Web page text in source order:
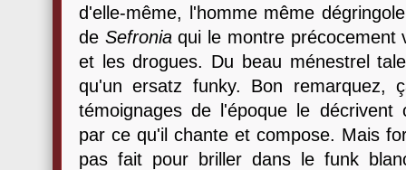
d'elle-même, l'homme même
de Sefroniaqui le montre précocement
et les drogues. Du beau ménestrel
qu'un ersatz funky. Bon
témoignages de l'époque le décrivent
par ce qu'il chante et compose. Mais
pas fait pour briller dans le funk